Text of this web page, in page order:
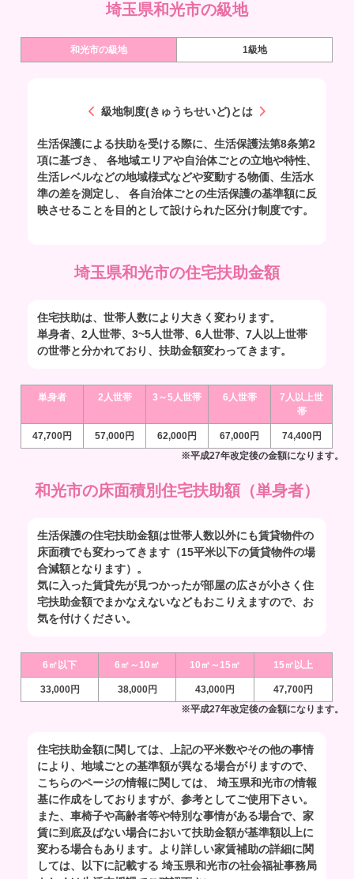
埼玉県和光市の級地
和光市の級地 1級地
級地制度(きゅうちせいど)とは
生活保護による扶助を受ける際に、生活保護法第8条第2
項に基づき、 各地域エリアや自治体ごとの立地や特性、
生活レベルなどの地域様式などや変動する物価、生活水
準の差を測定し、 各自治体ごとの生活保護の基準額に反
映させることを目的として設けられた区分け制度です。
埼玉県和光市の住宅扶助金額
住宅扶助は、世帯人数により大きく変わります。
単身者、2人世帯、3~5人世帯、6人世帯、7人以上世帯
の世帯と分かれており、扶助金額変わってきます。
単身者 2人世帯 3～5人世帯 6人世帯
7人以上世
帯
47,700円 57,000円 62,000円 67,000円
74,400円
※平成27年改定後の金額になります。
和光市の床面積別住宅扶助額（単身者）
生活保護の住宅扶助金額は世帯人数以外にも賃貸物件の
床面積でも変わってきます（15平米以下の賃貸物件の場
合減額となります）。
気に入った賃貸先が見つかったが部屋の広さが小さく住
宅扶助金額でまかなえないなどもおこりえますので、お
気を付けください。
6㎡以下 6㎡～10㎡ 10㎡～15㎡ 15㎡以上
33,000円 38,000円 43,000円
47,700円
※平成27年改定後の金額になります。
住宅扶助金額に関しては、上記の平米数やその他の事情
により、地域ごとの基準額が異なる場合がりますので、
こちらのページの情報に関しては、 埼玉県和光市の情報
基に作成をしておりますが、参考としてご使用下さい。
また、車椅子や高齢者等や特別な事情がある場合で、家
賃に到底及ばない場合において扶助金額が基準額以上に
変わる場合もあります。より詳しい家賃補助の詳細に関
しては、以下に記載する 埼玉県和光市の社会福祉事務局